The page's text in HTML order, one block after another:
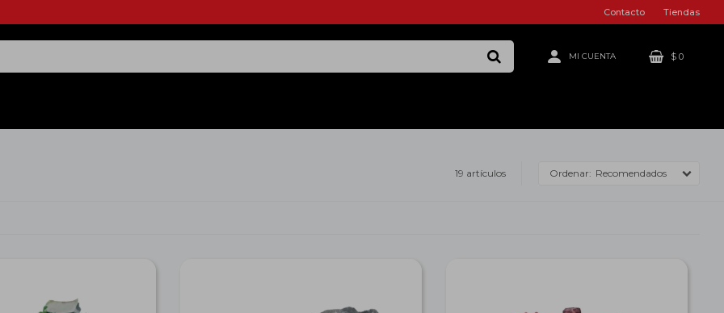
$ 0
Contacto Tiendas
19 artículos Recomendados